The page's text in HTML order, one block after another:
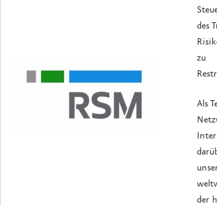
des
zu
Als
der